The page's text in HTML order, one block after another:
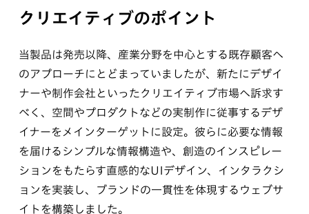
クリエイティブのポイント
当製品は発売以降、産業分野を中心とする既存顧客へ
のアプローチにとどまっていましたが、新たにデザイ
ナーや制作会社といったクリエイティブ市場へ訴求す
べく、空間やプロダクトなどの実制作に従事するデザ
イナーをメインターゲットに設定。彼らに必要な情報
を届けるシンプルな情報構造や、創造のインスピレー
ションをもたらす直感的なUIデザイン、インタラクシ
ョンを実装し、ブランドの一貫性を体現するウェブサ
イトを構築しました。